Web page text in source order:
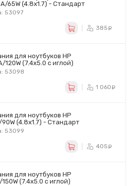
65W (4.8х1.7) - Стандарт
53097
385
для ноутбуков HP
120W (7.4х5.0 с иглой)
53098
1 060
для ноутбуков HP
(4.8х1.7) - Стандарт
53099
405
для ноутбуков HP
(7.4х5.0 с иглой)